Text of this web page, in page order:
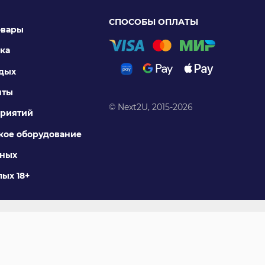
оборудование
18+
СПОСОБЫ ОПЛАТЫ
© Next2U, 2015-2026